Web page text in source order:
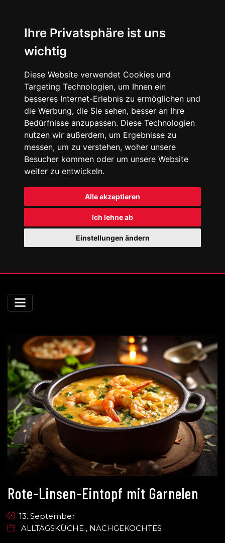
Ihre Privatsphäre ist uns
wichtig
Diese Website verwendet Cookies und
Targeting Technologien, um Ihnen ein
besseres Internet-Erlebnis zu ermöglichen und
die Werbung, die Sie sehen, besser an Ihre
Bedürfnisse anzupassen. Diese Technologien
nutzen wir außerdem, um Ergebnisse zu
messen, um zu verstehen, woher unsere
Besucher kommen oder um unsere Website
weiter zu entwickeln.
Alle akzeptieren
Ich lehne ab
Einstellungen ändern
Rote-Linsen-Eintopf mit Garnelen
13. September
ALLTAGSKÜCHE , NACHGEKOCHTES